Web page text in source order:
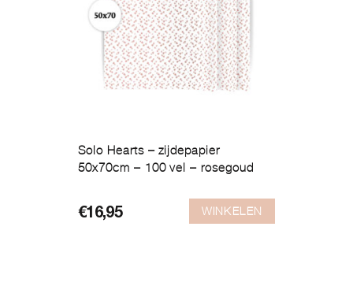
Solo Hearts – zijdepapier
50x70cm – 100 vel – rosegoud
€16,95 WINKELEN